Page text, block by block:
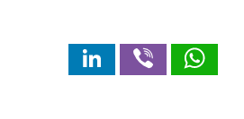
WhatsApp